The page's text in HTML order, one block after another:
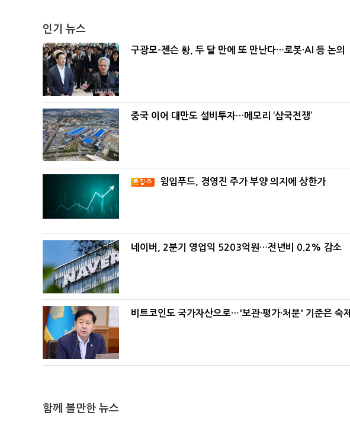
인기 뉴스
구광모-젠슨 황, 두 달 만에 또 만난다…로봇·AI 등 논의
중국 이어 대만도 설비투자…메모리 ‘삼국전쟁’
윙입푸드, 경영진 주가 부양 의지에 상한가
네이버, 2분기 영업익 5203억원…전년비 0.2% 감소
비트코인도 국가자산으로…'보관·평가·처분' 기준은 숙제
함께 볼만한 뉴스